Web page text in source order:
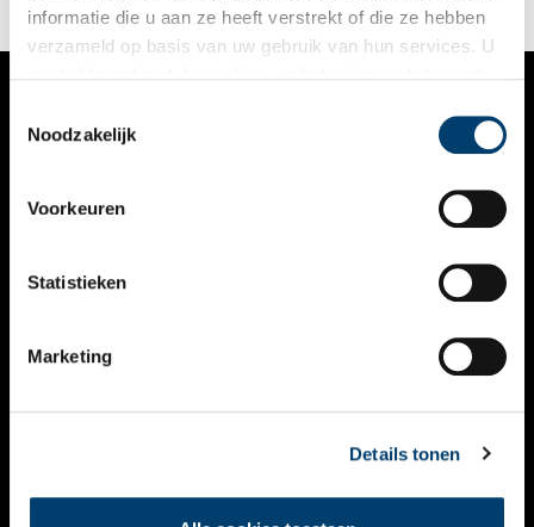
informatie die u aan ze heeft verstrekt of die ze hebben
verzameld op basis van uw gebruik van hun services. U
Noodzakelijk
Voorkeuren
Statistieken
Marketing
Details tonen
VERHALEN
KALENDER
THEMA’S
VIDEO’S
CONTACT